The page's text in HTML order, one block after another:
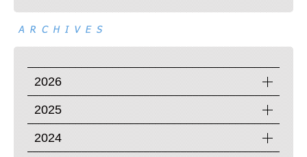
2026
2025
2024